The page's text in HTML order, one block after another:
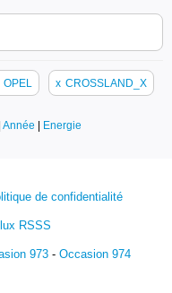
OPEL x CROSSLAND_X
Année | Energie
de confidentialité
RSSS
973 - Occasion 974